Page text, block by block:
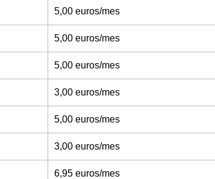
5,00 euros/mes
5,00 euros/mes
5,00 euros/mes
3,00 euros/mes
5,00 euros/mes
3,00 euros/mes
6,95 euros/mes